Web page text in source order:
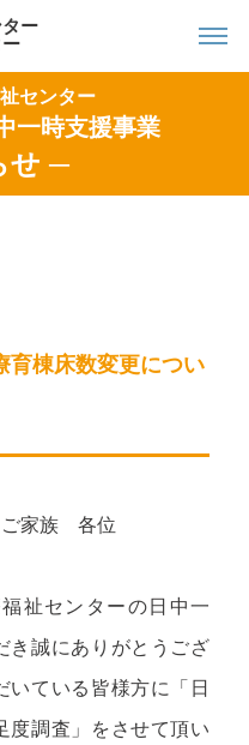
ー
センター
一時支援事業
せ ─
育棟床数変更につい
ご家族 各位
祉センターの日中一
き誠にありがとうござ
いている皆様方に「日
度調査」をさせて頂い